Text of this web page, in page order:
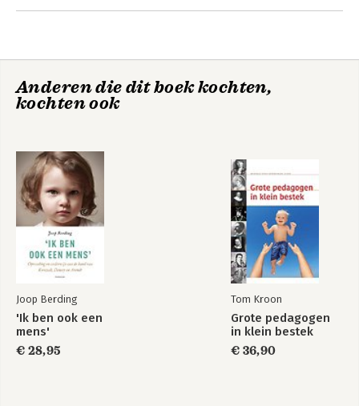
Andere boeken door Martin
Een sleutel naar
het walhalla
Coachen in het
hoger
beroepsonderwijs
Anderen die dit boek kochten,
kochten ook
Joop Berding
'Ik ben ook een
mens'
€ 28,95
Tom Kroon
Grote pedagogen
in klein bestek
€ 36,90